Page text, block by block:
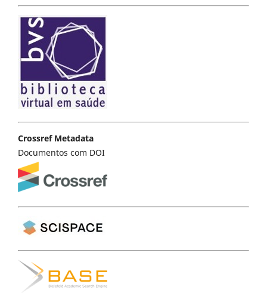
Crossref Metadata
Documentos com DOI